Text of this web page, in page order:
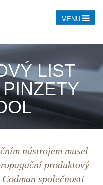
MENU
LIST
nástrojem musel
produktový
společnosti